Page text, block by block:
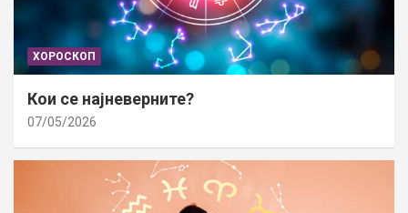
ХОРОСКОП
Кои се најневерните?
07/05/2026